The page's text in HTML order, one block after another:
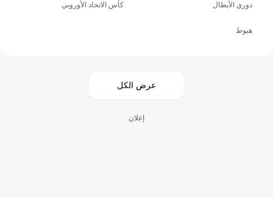
دوري الأبطال كأس الاتحاد الأوروبي
هبوط
عرض الكل
إعلان